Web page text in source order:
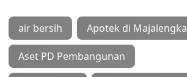
air bersih Apotek di Majalengka
Aset PD Pembangunan